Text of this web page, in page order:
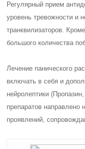
Регулярный прием
уровень тревожности и
транквилизаторов.
большого количества
Лечение панического
включать в себя и
нейролептики
препаратов направлено
проявлений,